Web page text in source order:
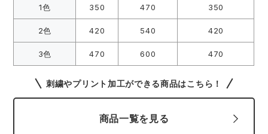
1色 350 470 350
2色 420 540 420
3色 470 600 470
刺繍やプリント加工ができる商品はこちら！
商品一覧を見る